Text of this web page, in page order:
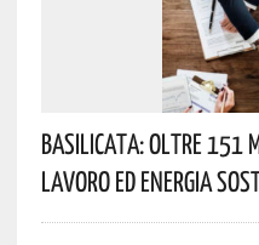
Basilicata: Oltre 151
Lavoro Ed Energia